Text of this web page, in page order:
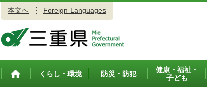
本文へ Foreign Languages
トップペ
くらし・環境 防災・防犯
健康・福祉・
子ども